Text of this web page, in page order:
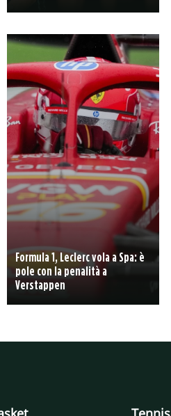
Formula 1, Leclerc vola a Spa: è
pole con la penalità a
Verstappen